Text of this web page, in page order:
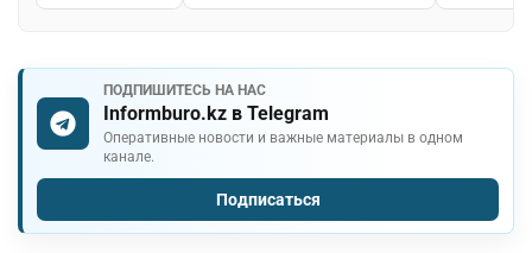
ПОДПИШИТЕСЬ НА НАС
Informburo.kz в Telegram
Оперативные новости и важные материалы в одном
канале.
Подписаться